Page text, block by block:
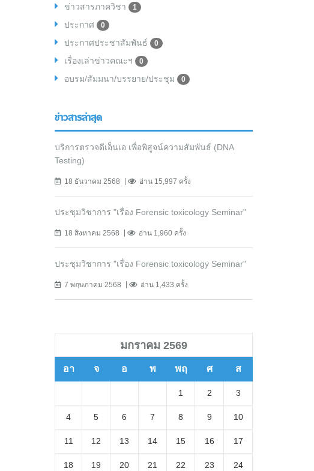
ข่าวสารภาควิชา 1
ประกาศ 0
ประกาศประชาสัมพันธ์ 0
เรื่องเล่าข่าวคณะฯ 0
อบรม/สัมมนา/บรรยาย/ประชุม 0
ข่าวสารล่าสุด
บริการตรวจดีเอ็นเอ เพื่อพิสูจน์ความสัมพันธ์ (DNA
Testing)
18 ธันวาคม 2568 อ่าน 15,997 ครั้ง
ประชุมวิชาการ "เรื่อง Forensic toxicology Seminar"
18 สิงหาคม 2568 อ่าน 1,960 ครั้ง
ประชุมวิชาการ "เรื่อง Forensic toxicology Seminar"
7 พฤษภาคม 2568 อ่าน 1,433 ครั้ง
มกราคม 2569
อา จ อ พ พฤ ศ ส
1 2 3
4 5 6 7 8 9 10
11 12 13 14 15 16 17
18 19 20 21 22 23 24